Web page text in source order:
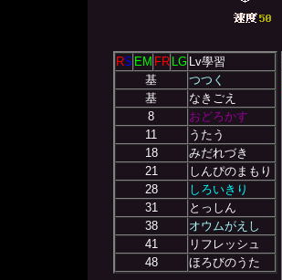
RS EM FR LG Lv學習
基
つつく
基
なきごえ
8
おどろかす
11
うたう
18
みだれづき
21
しんぴのまもり
28
しろいきり
31
とっしん
38
オウムがえし
41
リフレッシュ
48
ほろびのうた